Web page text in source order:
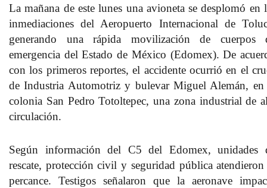
La mañana de este lunes una avioneta se desplomó en
inmediaciones del Aeropuerto Internacional de
generando una rápida movilización de cuerpos
emergencia del Estado de México (Edomex). De
con los primeros reportes, el accidente ocurrió en el
de Industria Automotriz y bulevar Miguel Alemán, en
colonia San Pedro Totoltepec, una zona industrial de
circulación.
Según información del C5 del Edomex, unidades
rescate, protección civil y seguridad pública atendieron
percance. Testigos señalaron que la aeronave